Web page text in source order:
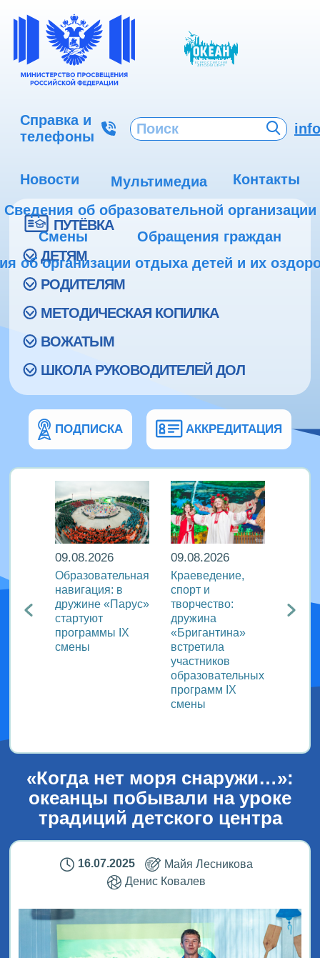
Справка и
телефоны
Новости Мультимедиа
Контакты
Сведения об образовательной организации
Смены
Обращения граждан
об организации отдыха детей и их
ПУТЁВКА
ДЕТЯМ
РОДИТЕЛЯМ
МЕТОДИЧЕСКАЯ КОПИЛКА
ВОЖАТЫМ
ШКОЛА РУКОВОДИТЕЛЕЙ ДОЛ
ПОДПИСКА АККРЕДИТАЦИЯ
09.08.2026
Образовательная
навигация: в
дружине «Парус»
стартуют
программы IX
смены
09.08.2026
Краеведение,
спорт и
творчество:
дружина
«Бригантина»
встретила
участников
образовательных
программ IX
смены
«Когда нет моря снаружи…»:
океанцы побывали на уроке
традиций детского центра
16.07.2025
Майя Лесникова
Денис Ковалев